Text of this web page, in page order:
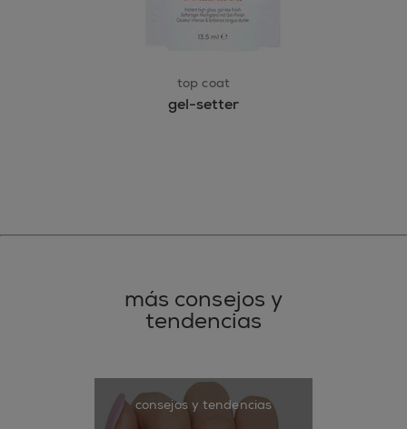
top coat
gel-setter
más consejos y
tendencias
consejos y tendencias